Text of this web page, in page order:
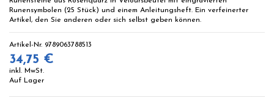
Runensymbolen (25 Stück) und einem Anleitungsheft. Ein verfeinerter
Artikel, den Sie anderen oder sich selbst geben können.
Artikel-Nr. 9789063788513
34,75 €
inkl. MwSt.
Auf Lager